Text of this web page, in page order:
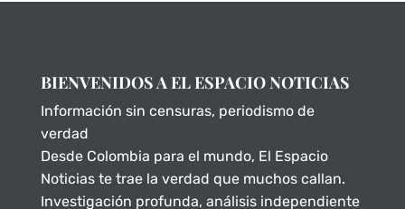
BIENVENIDOS A EL ESPACIO NOTICIAS
Información sin censuras, periodismo de
verdad
Desde Colombia para el mundo, El Espacio
Noticias te trae la verdad que muchos callan.
Investigación profunda, análisis independiente